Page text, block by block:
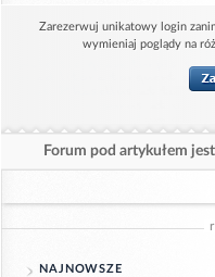
Zarezerwuj unikatowy login
wymieniaj poglądy na
Forum pod artykułem
NAJNOWSZE